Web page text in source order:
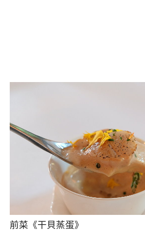
前菜《干貝蒸蛋》